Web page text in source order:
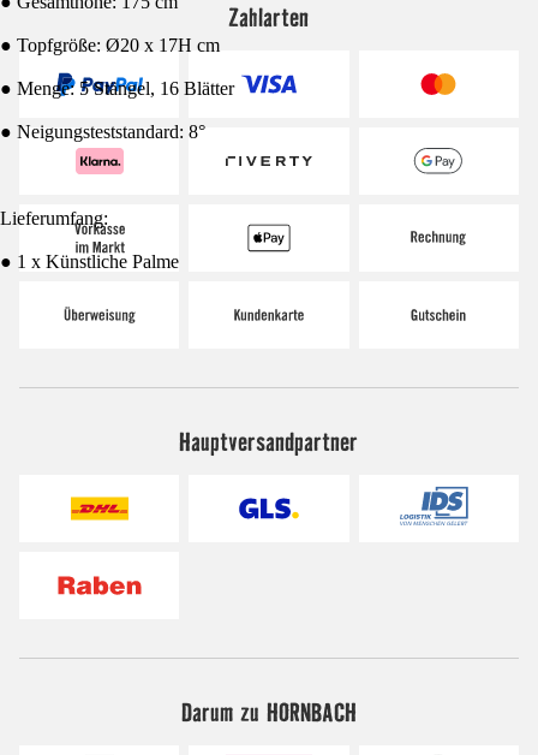
● Topfgröße: Ø20 x 17H cm
● Menge: 5 Stängel, 16 Blätter
● Neigungsteststandard: 8°
Lieferumfang:
● 1 x Künstliche Palme
Zahlarten
Hauptversandpartner
Darum zu HORNBACH